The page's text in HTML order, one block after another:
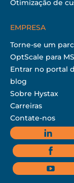
Otimização de
EMPRESA
Torne-se um
OptScale para
Entrar no portal
blog
Sobre Hystax
Carreiras
Contate-nos